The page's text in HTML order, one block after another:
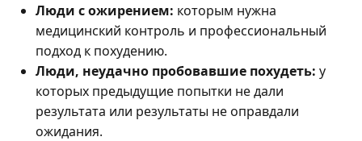
Люди с ожирением: которым нужна
медицинский контроль и профессиональный
подход к похудению.
Люди, неудачно пробовавшие похудеть: у
которых предыдущие попытки не дали
результата или результаты не оправдали
ожидания.